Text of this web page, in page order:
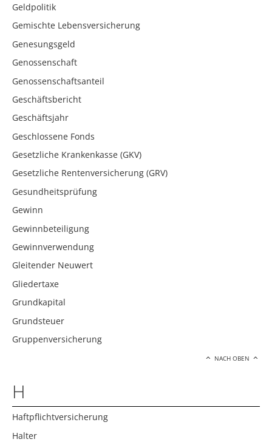
Geldpolitik
Gemischte Lebensversicherung
Genesungsgeld
Genossenschaft
Genossenschaftsanteil
Geschäftsbericht
Geschäftsjahr
Geschlossene Fonds
Gesetzliche Krankenkasse (GKV)
Gesetzliche Rentenversicherung (GRV)
Gesundheitsprüfung
Gewinn
Gewinnbeteiligung
Gewinnverwendung
Gleitender Neuwert
Gliedertaxe
Grundkapital
Grundsteuer
Gruppenversicherung
NACH OBEN
H
Haftpflichtversicherung
Halter